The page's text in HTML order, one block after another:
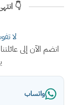
👇
لا
انضم الآن إلى
واتساب